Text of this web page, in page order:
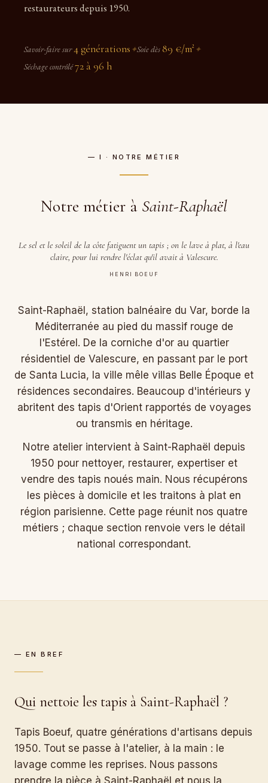
restaurateurs depuis 1950.
Savoir-faire sur4 générations ✦Soie dès 89 €/m² ✦
Séchage contrôlé72 à 96 h
— I · NOTRE MÉTIER
Notre métier à Saint-Raphaël
Le sel et le soleil de la côte fatiguent un tapis ; on le lave à plat, à l'eau
claire, pour lui rendre l'éclat qu'il avait à Valescure.
HENRI BOEUF
Saint-Raphaël, station balnéaire du Var, borde la
Méditerranée au pied du massif rouge de
l'Estérel. De la corniche d'or au quartier
résidentiel de Valescure, en passant par le port
de Santa Lucia, la ville mêle villas Belle Époque et
résidences secondaires. Beaucoup d'intérieurs y
abritent des tapis d'Orient rapportés de voyages
ou transmis en héritage.
Notre atelier intervient à Saint-Raphaël depuis
1950 pour nettoyer, restaurer, expertiser et
vendre des tapis noués main. Nous récupérons
les pièces à domicile et les traitons à plat en
région parisienne. Cette page réunit nos quatre
métiers ; chaque section renvoie vers le détail
national correspondant.
— EN BREF
Qui nettoie les tapis à Saint-Raphaël ?
Tapis Boeuf, quatre générations d'artisans depuis
1950. Tout se passe à l'atelier, à la main : le
lavage comme les reprises. Nous passons
prendre la pièce à Saint-Raphaël et nous la